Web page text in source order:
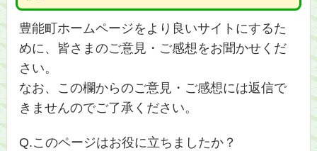
豊能町ホームページをより良いサイトにするた
めに、皆さまのご意見・ご感想をお聞かせくだ
さい。
なお、この欄からのご意見・ご感想には返信で
きませんのでご了承ください。
Q.このページはお役に立ちましたか？